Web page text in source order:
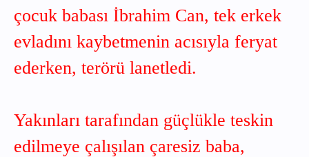
çocuk babası İbrahim Can, tek erkek
evladını kaybetmenin acısıyla feryat
ederken, terörü lanetledi.
Yakınları tarafından güçlükle teskin
edilmeye çalışılan çaresiz baba,